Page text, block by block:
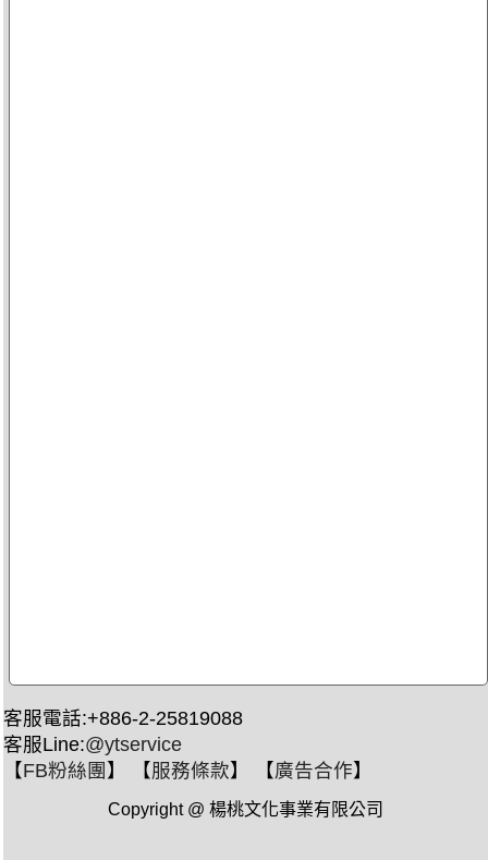
客服電話:+886-2-25819088
客服Line:@ytservice
【FB粉絲團 】 【服務條款】 【廣告合作】
Copyright @ 楊桃文化事業有限公司